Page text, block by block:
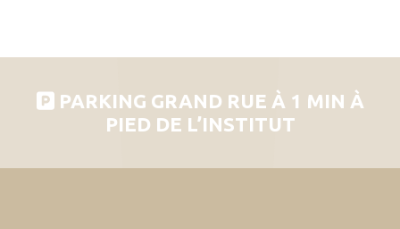
PARKING GRAND RUE À 1 MIN À
PIED DE L’INSTITUT